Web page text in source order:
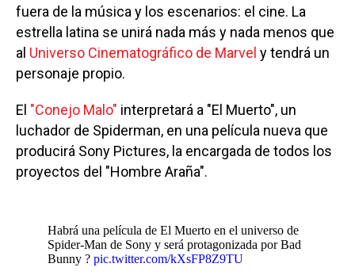
fuera de la música y los escenarios: el cine. La
estrella latina se unirá nada más y nada menos que
al Universo Cinematográfico de Marvel y tendrá un
personaje propio.
El "Conejo Malo" interpretará a "El Muerto", un
luchador de Spiderman, en una película nueva que
producirá Sony Pictures, la encargada de todos los
proyectos del "Hombre Araña".
Habrá una película de El Muerto en el universo de
Spider-Man de Sony y será protagonizada por Bad
Bunny ? pic.twitter.com/kXsFP8Z9TU